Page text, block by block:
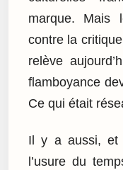
marque. Mais
contre la
relève
flamboyance
Ce qui était
Il y a aussi, et
l’usure du